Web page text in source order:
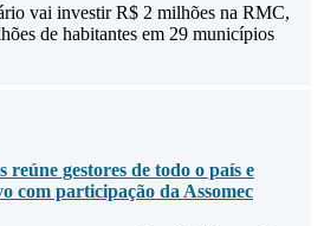
vai investir R$ 2 milhões na RMC,
de habitantes em 29 municípios
reúne gestores de todo o país e
com participação da Assomec